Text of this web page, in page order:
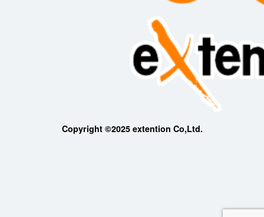
Copyright ©2025 extention Co,Ltd.